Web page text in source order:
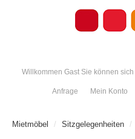
Willkommen Gast Sie können sich
Anfrage Mein Konto
Mietmöbel / Sitzgelegenheiten /